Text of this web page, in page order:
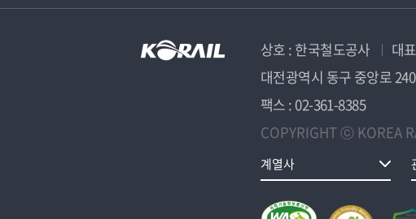
상호 : 한국철도공사 대
대전광역시 동구 중앙로 240
팩스 : 02-361-8385
COPYRIGHT ⓒ KOREA
계열사